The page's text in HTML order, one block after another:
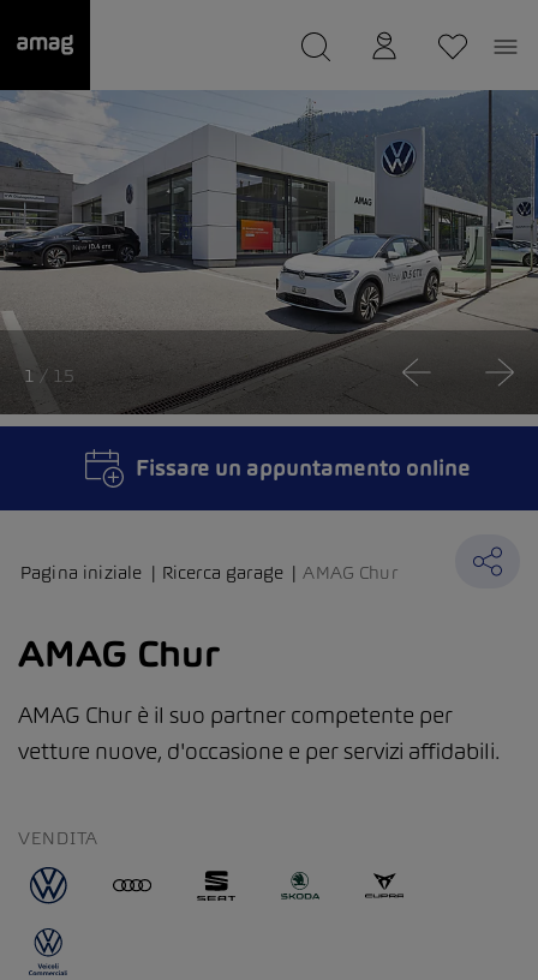
Il suo garage è stato salvato
Pagina iniziale Ricerca garage AMAG Chur
AMAG Chur
AMAG Chur è il suo partner competente per
vetture nuove, d'occasione e per servizi affidabili.
VENDITA
1 / 15
Fissare un appuntamento online